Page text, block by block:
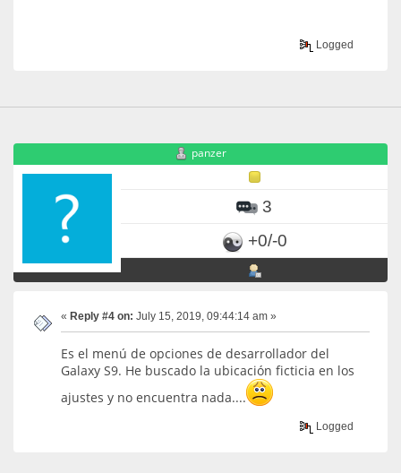
Logged
panzer
3
+0/-0
« Reply #4 on: July 15, 2019, 09:44:14 am »
Es el menú de opciones de desarrollador del
Galaxy S9. He buscado la ubicación ficticia en los
ajustes y no encuentra nada....
Logged